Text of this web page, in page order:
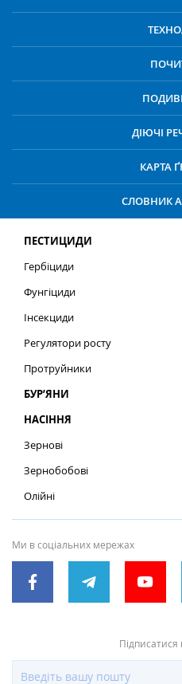
ДІЮЧІ
КАРТА
СЛОВНИК
ПЕСТИЦИДИ
Гербіциди
Фунгіциди
Інсекциди
Регулятори росту
Протруйники
БУР’ЯНИ
НАСІННЯ
Зернові
Зернобобові
Олійні
Ми в соціальних мережах
Підписатися